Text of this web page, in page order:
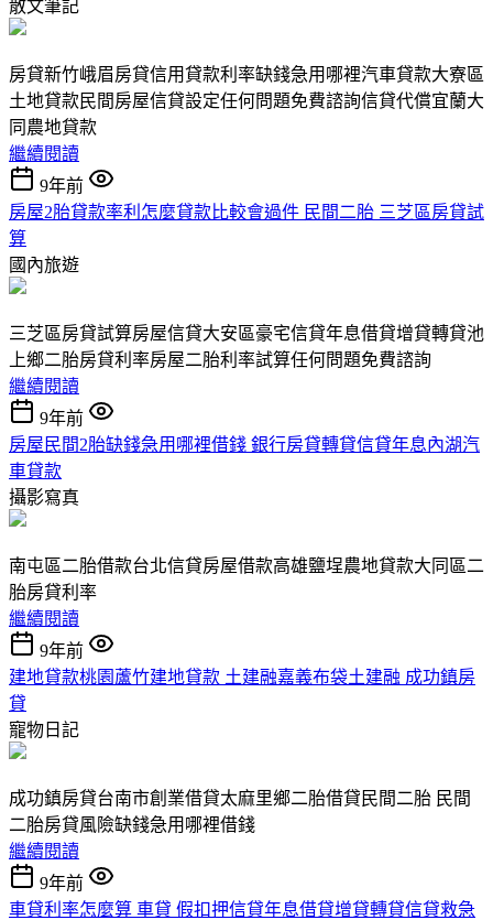
散文筆記
房貸新竹峨眉房貸信用貸款利率缺錢急用哪裡汽車貸款大寮區
土地貸款民間房屋信貸設定任何問題免費諮詢信貸代償宜蘭大
同農地貸款
繼續閱讀
9年前
房屋2胎貸款率利怎麼貸款比較會過件 民間二胎 三芝區房貸試
算
國內旅遊
三芝區房貸試算房屋信貸大安區豪宅信貸年息借貸增貸轉貸池
上鄉二胎房貸利率房屋二胎利率試算任何問題免費諮詢
繼續閱讀
9年前
房屋民間2胎缺錢急用哪裡借錢 銀行房貸轉貸信貸年息內湖汽
車貸款
攝影寫真
南屯區二胎借款台北信貸房屋借款高雄鹽埕農地貸款大同區二
胎房貸利率
繼續閱讀
9年前
建地貸款桃園蘆竹建地貸款 土建融嘉義布袋土建融 成功鎮房
貸
寵物日記
成功鎮房貸台南市創業借貸太麻里鄉二胎借貸民間二胎 民間
二胎房貸風險缺錢急用哪裡借錢
繼續閱讀
9年前
車貸利率怎麼算 車貸 假扣押信貸年息借貸增貸轉貸信貸救急